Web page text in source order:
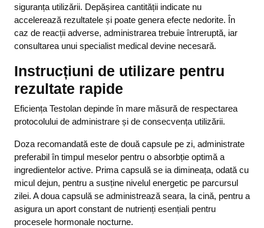
siguranța utilizării. Depășirea cantității indicate nu
accelerează rezultatele și poate genera efecte nedorite. În
caz de reacții adverse, administrarea trebuie întreruptă, iar
consultarea unui specialist medical devine necesară.
Instrucțiuni de utilizare pentru
rezultate rapide
Eficiența Testolan depinde în mare măsură de respectarea
protocolului de administrare și de consecvența utilizării.
Doza recomandată este de două capsule pe zi, administrate
preferabil în timpul meselor pentru o absorbție optimă a
ingredientelor active. Prima capsulă se ia dimineața, odată cu
micul dejun, pentru a susține nivelul energetic pe parcursul
zilei. A doua capsulă se administrează seara, la cină, pentru a
asigura un aport constant de nutrienți esențiali pentru
procesele hormonale nocturne.